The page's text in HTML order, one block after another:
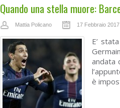
Quando una stella muore:
Mattia Policano 17 Febbraio 2017
E’
andata
è